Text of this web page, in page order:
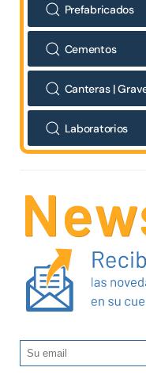
Prefabricados
Cementos
Canteras |
Laboratorios